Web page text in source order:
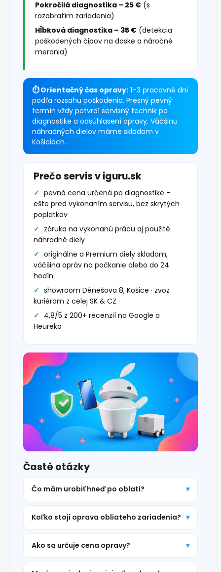
Pokročilá diagnostika – 25 € (s
rozobratím zariadenia)
Hĺbková diagnostika – 35 € (detekcia
poškodených čipov na doske a náročné
merania)
⏱ Orientačný čas opravy: 1–3 pracovné dni
podľa rozsahu poškodenia. Presný pevný
termín vždy potvrdí servisný technik po
diagnostike a odsúhlasení opravy. Väčšinu
náhradných dielov máme skladom v
Košiciach.
Prečo servis v iguru.sk
pevná cena určená po diagnostike –
ešte pred vykonaním servisu, bez skrytých
poplatkov
záruka na vykonanú prácu aj použité
náhradné diely
originálne a Premium diely skladom,
väčšina opráv na počkanie alebo do 24
hodín
showroom Dénešova 8, Košice · zvoz
kuriérom z celej SK & CZ
4,8/5 z 200+ recenzií na Google a
Heureka
Časté otázky
Čo mám urobiť hneď po oblatí?
Koľko stojí oprava obliateho zariadenia?
Ako sa určuje cena opravy?